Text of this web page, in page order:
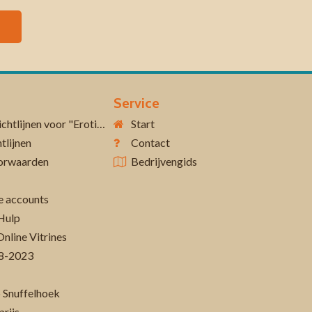
Aanvullende richtlijnen voor "Erotiek 18+"
accounts
Vitrines
2023
Service
Start
Contact
Bedrijvengids